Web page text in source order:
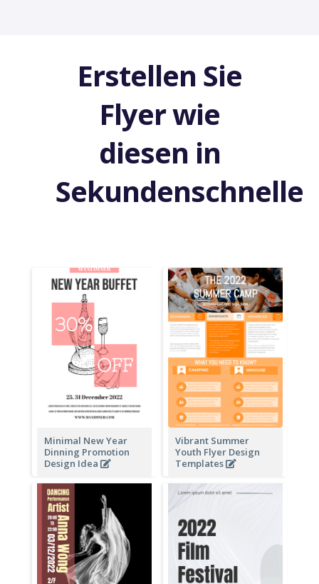
Erstellen Sie
Flyer wie
diesen in
Sekundenschnelle
Minimal New Year
Dinning Promotion
Design Idea
Vibrant Summer
Youth Flyer Design
Templates